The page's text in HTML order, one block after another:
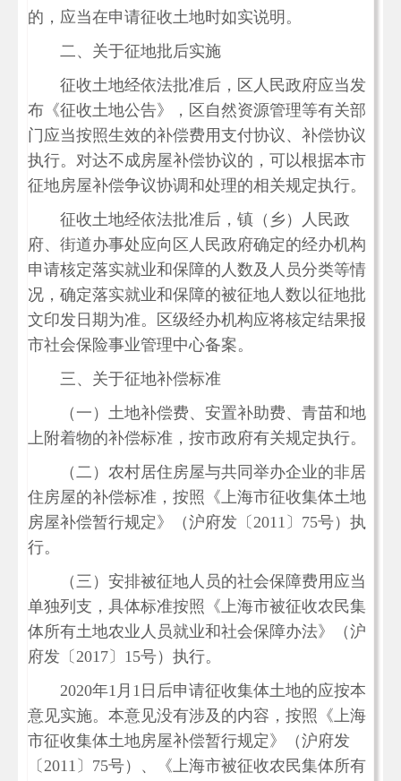
的，应当在申请征收土地时如实说明。
二、关于征地批后实施
征收土地经依法批准后，区人民政府应当发
布《征收土地公告》，区自然资源管理等有关部
门应当按照生效的补偿费用支付协议、补偿协议
执行。对达不成房屋补偿协议的，可以根据本市
征地房屋补偿争议协调和处理的相关规定执行。
征收土地经依法批准后，镇（乡）人民政
府、街道办事处应向区人民政府确定的经办机构
申请核定落实就业和保障的人数及人员分类等情
况，确定落实就业和保障的被征地人数以征地批
文印发日期为准。区级经办机构应将核定结果报
市社会保险事业管理中心备案。
三、关于征地补偿标准
（一）土地补偿费、安置补助费、青苗和地
上附着物的补偿标准，按市政府有关规定执行。
（二）农村居住房屋与共同举办企业的非居
住房屋的补偿标准，按照《上海市征收集体土地
房屋补偿暂行规定》（沪府发〔2011〕75号）执
行。
（三）安排被征地人员的社会保障费用应当
单独列支，具体标准按照《上海市被征收农民集
体所有土地农业人员就业和社会保障办法》（沪
府发〔2017〕15号）执行。
2020年1月1日后申请征收集体土地的应按本
意见实施。本意见没有涉及的内容，按照《上海
市征收集体土地房屋补偿暂行规定》（沪府发
〔2011〕75号）、《上海市被征收农民集体所有